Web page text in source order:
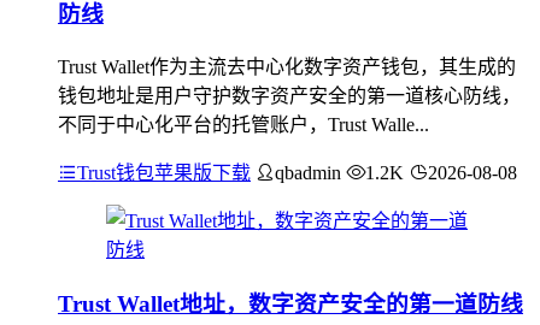
防线
Trust Wallet作为主流去中心化数字资产钱包，其生成的
钱包地址是用户守护数字资产安全的第一道核心防线，
不同于中心化平台的托管账户，Trust Walle...
Trust钱包苹果版下载 qbadmin 1.2K 2026-08-08
Trust Wallet地址，数字资产安全的第一道防线